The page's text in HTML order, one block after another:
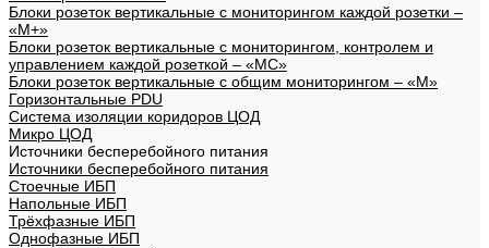
Блоки розеток вертикальные с мониторингом каждой розетки –
«М+»
Блоки розеток вертикальные с мониторингом, контролем и
управлением каждой розеткой – «МС»
Блоки розеток вертикальные с общим мониторингом – «М»
Горизонтальные PDU
Система изоляции коридоров ЦОД
Микро ЦОД
Источники бесперебойного питания
Источники бесперебойного питания
Стоечные ИБП
Напольные ИБП
Трёхфазные ИБП
Однофазные ИБП